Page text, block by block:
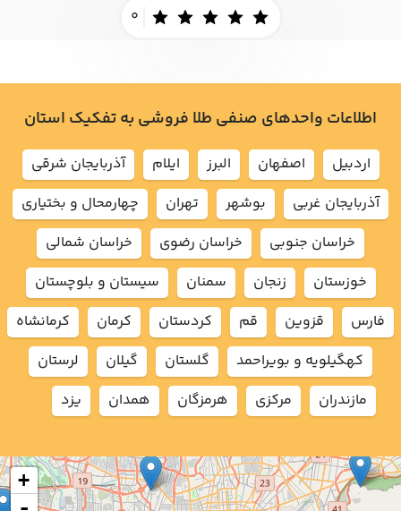
0
+
اطلاعات واحدهای صنفی طلا فروشی به تفکیک استان
اردبيل اصفهان البرز ايلام
آذربايجان شرقي
آذربايجان غربي
بوشهر تهران
چهارمحال و بختياري
خراسان جنوبي
خراسان رضوي
خراسان شمالي
خوزستان
زنجان سمنان
سيستان و بلوچستان
فارس
قزوين قم كردستان كرمان
كرمانشاه
كهگيلويه و بويراحمد
گلستان گيلان
لرستان
مازندران
مركزي هرمزگان همدان يزد